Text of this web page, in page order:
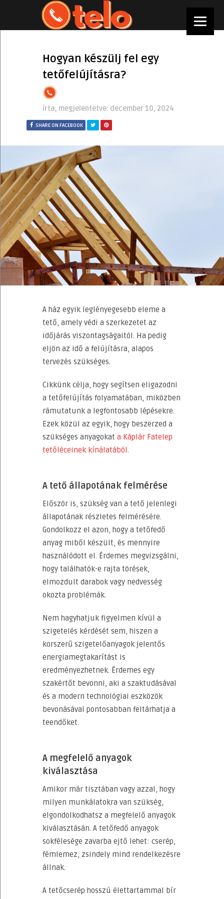
Hogyan készülj fel egy
tetőfelújításra?
írta, megjelentetve: december 10, 2024
SHARE ON FACEBOOK
A ház egyik leglényegesebb eleme a
tető, amely védi a szerkezetet az
időjárás viszontagságaitól. Ha pedig
eljön az idő a felújításra, alapos
tervezés szükséges.
Cikkünk célja, hogy segítsen eligazodni
a tetőfelújítás folyamatában, miközben
rámutatunk a legfontosabb lépésekre.
Ezek közül az egyik, hogy beszerzed a
szükséges anyagokat a Káplár Fatelep
tetőléceinek kínálatából.
A tető állapotának felmérése
Először is, szükség van a tető jelenlegi
állapotának részletes felmérésére.
Gondolkozz el azon, hogy a tetőfedő
anyag miből készült, és mennyire
használódott el. Érdemes megvizsgálni,
hogy találhatók-e rajta törések,
elmozdult darabok vagy nedvesség
okozta problémák.
Nem hagyhatjuk figyelmen kívül a
szigetelés kérdését sem, hiszen a
korszerű szigetelőanyagok jelentős
energiamegtakarítást is
eredményezhetnek. Érdemes egy
szakértőt bevonni, aki a szaktudásával
és a modern technológiai eszközök
bevonásával pontosabban feltárhatja a
teendőket.
A megfelelő anyagok
kiválasztása
Amikor már tisztában vagy azzal, hogy
milyen munkálatokra van szükség,
elgondolkodhatsz a megfelelő anyagok
kiválasztásán. A tetőfedő anyagok
sokfélesége zavarba ejtő lehet: cserép,
fémlemez, zsindely mind rendelkezésre
állnak.
A tetőcserép hosszú élettartammal bír